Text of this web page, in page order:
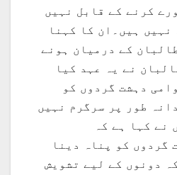
کرنے کے قابل نہیں
نہیں ہیں۔ان کا کہنا
کے درمیان ہونے
نے یہ عہد کیا
دہشت گردوں کو
طور پر سرگرم نہیں
نے کہا ہے کہ
گردوں کو پناہ دینا
دونوں کے لیے تشویش